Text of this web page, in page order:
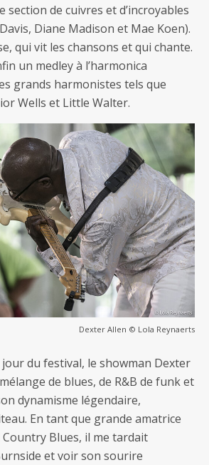
section de cuivres et d’incroyables
Diane Madison et Mae Koen).
qui vit les chansons et qui chante.
un medley à l’harmonica
grands harmonistes tels que
Wells et Little Walter.
Dexter Allen © Lola Reynaerts
du festival, le showman Dexter
de blues, de R&B de funk et
dynamisme légendaire,
En tant que grande amatrice
Blues, il me tardait
et voir son sourire